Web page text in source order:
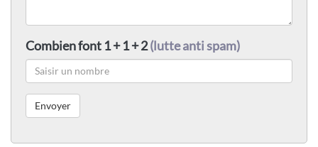
Combien font 1 + 1 + 2(lutte anti spam)